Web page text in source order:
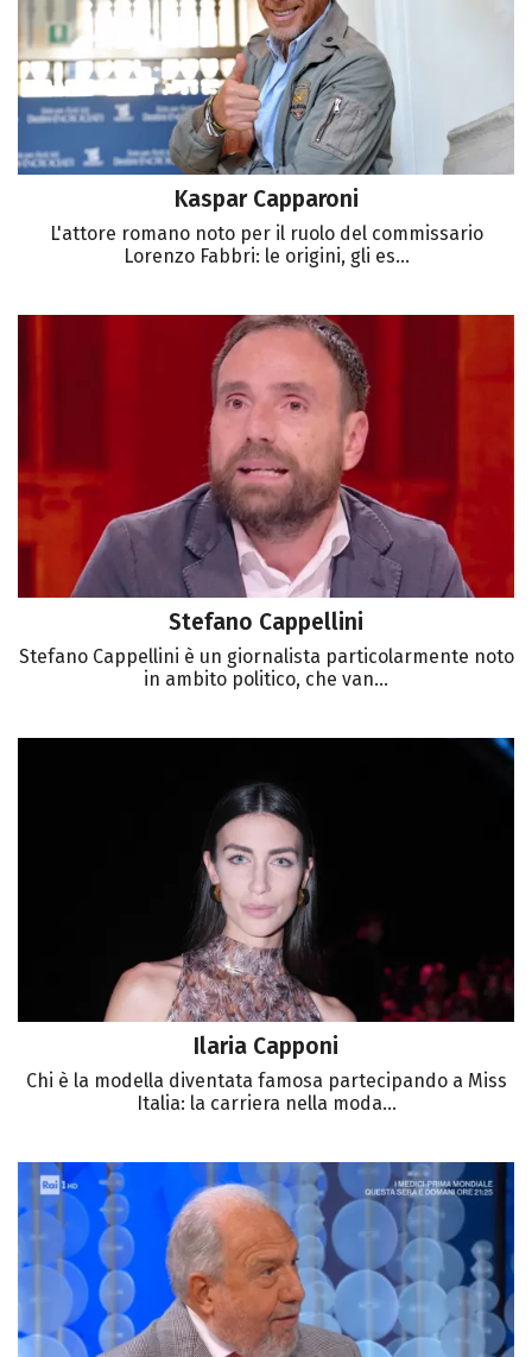
Kaspar Capparoni
L'attore romano noto per il ruolo del commissario
Lorenzo Fabbri: le origini, gli es...
Stefano Cappellini
Stefano Cappellini è un giornalista particolarmente noto
in ambito politico, che van...
Ilaria Capponi
Chi è la modella diventata famosa partecipando a Miss
Italia: la carriera nella moda...